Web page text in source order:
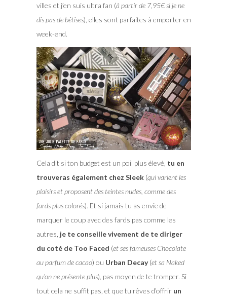
villes et j’en suis ultra fan (à partir de 7,95€ si je ne
dis pas de bêtises), elles sont parfaites à emporter en
week-end.
Cela dit si ton budget est un poil plus élevé, tu en
trouveras également chez Sleek(qui varient les
plaisirs et proposent des teintes nudes, comme des
fards plus colorés). Et si jamais tu as envie de
marquer le coup avec des fards pas comme les
autres, je te conseille vivement de te diriger
du coté de Too Faced (et ses fameuses Chocolate
au parfum de cacao) ou Urban Decay(et sa Naked
qu’on ne présente plus), pas moyen de te tromper. Si
tout cela ne suffit pas, et que tu rêves d’offrirun